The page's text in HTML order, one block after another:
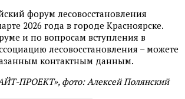
форум лесовосстановления
2026 года в городе Красноярске.
и по вопросам вступления в
лесовосстановления – можете
контактным данным.
ПРОЕКТ», фото: Алексей Полянский